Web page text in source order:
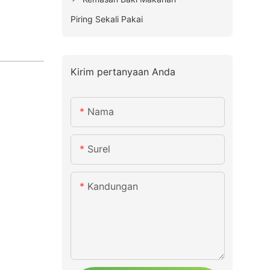
Piring Sekali Pakai
Kirim pertanyaan Anda
Nama
Surel
Kandungan